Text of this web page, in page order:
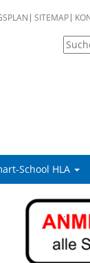
SITEMAP
School HLA